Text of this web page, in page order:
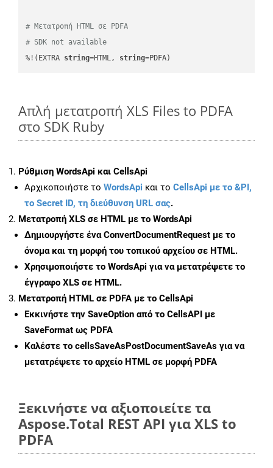
# Μετατροπή HTML σε PDFA
# SDK not available
%!(EXTRA string=HTML, string=PDFA)
Απλή μετατροπή XLS Files to PDFA
στο SDK Ruby
Ρύθμιση WordsApi και CellsApi
Αρχικοποιήστε το WordsApi και το CellsApi με το &PI,
το Secret ID, τη διεύθυνση URL σας.
Μετατροπή XLS σε HTML με το WordsApi
Δημιουργήστε έναConvertDocumentRequest με το
όνομα και τη μορφή του τοπικού αρχείου σε HTML.
Χρησιμοποιήστε το WordsApi για να μετατρέψετε το
έγγραφο XLS σε HTML.
Μετατροπή HTML σε PDFA με το CellsApi
Εκκινήστε την SaveOption από το CellsAPI με
SaveFormat ως PDFA
Καλέστε το cellsSaveAsPostDocumentSaveAs για να
μετατρέψετε το αρχείο HTML σε μορφή PDFA
Ξεκινήστε να αξιοποιείτε τα
Aspose.Total REST API για XLS to
PDFA